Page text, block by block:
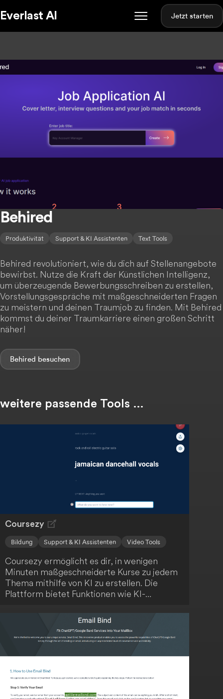
Everlast AI Jetzt starten
Behired
Produktivität Support & KI Assistenten Text Tools
Behired revolutioniert, wie du dich auf Stellenangebote
bewirbst. Nutze die Kraft der Künstlichen Intelligenz,
um überzeugende Bewerbungsschreiben zu erstellen,
Vorstellungsgespräche mit maßgeschneiderten Fragen
zu meistern und deinen Traumjob zu finden. Mit Behired
kommst du deiner Traumkarriere einen großen Schritt
näher!
Behired
weitere passende Tools …
Coursezy
Bildung Support & KI Assistenten Video Tools
Coursezy ermöglicht es dir, in wenigen
Minuten maßgeschneiderte Kurse zu jedem
Thema mithilfe von KI zu erstellen. Die
Plattform bietet Funktionen wie KI-
interaktive Quizze und einen KI-
Lernassistenten. Starte kostenlos und
revolutioniere dein Lernen!